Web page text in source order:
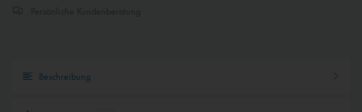
Beschreibung